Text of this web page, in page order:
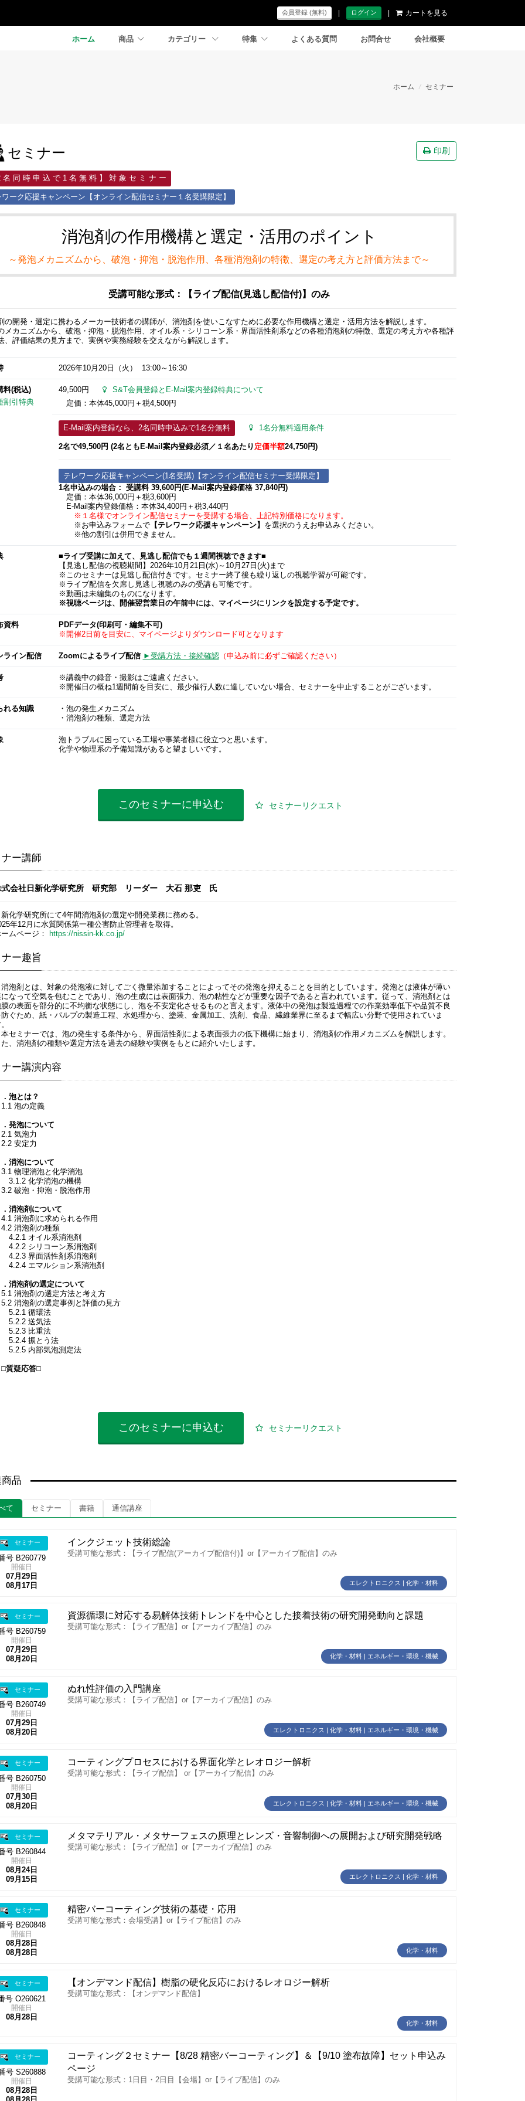
会員登録 (無料) | ログイン | カートを見る
ホーム 商品 カテゴリー 特集 よくある質問 お問合せ 会社概要
ホーム / セミナー
セミナー 印刷
名 同 時 申 込 で 1 名 無 料 】 対 象 セ ミ ナ ー
ワーク応援キャンペーン【オンライン配信セミナー１名受講限定】
消泡剤の作用機構と選定・活用のポイント
～発泡メカニズムから、破泡・抑泡・脱泡作用、各種消泡剤の特徴、選定の考え方と評価方法まで～
受講可能な形式：【ライブ配信(見逃し配信付)】のみ
の開発・選定に携わるメーカー技術者の講師が、消泡剤を使いこなすために必要な作用機構と選定・活用方法を解説します。
メカニズムから、破泡・抑泡・脱泡作用、オイル系・シリコーン系・界面活性剤系などの各種消泡剤の特徴、選定の考え方や各種評
、評価結果の見方まで、実例や実務経験を交えながら解説します。
2026年10月20日 （火） 13:00～16:30
料(税込)
割引特典
49,500円
S&T会員登録とE-Mail案内登録特典について
定価：本体45,000円＋税4,500円
E-Mail案内登録なら、2名同時申込みで1名分無料 1名分無料適用条件
2名で49,500円 (2名ともE-Mail案内登録必須​／１名あたり 定価半額24,750円)
テレワーク応援キャンペーン(1名受講)【オンライン配信セミナー受講限定】
1名申込みの場合： 受講料 39,600円(E-Mail案内登録価格 37,840円)
定価：本体36,000円＋税3,600円
E-Mail案内登録価格：本体34,400円＋税3,440円
※１名様でオンライン配信セミナーを受講する場合、上記特別価格になります。
※お申込みフォームで【テレワーク応援キャンペーン】
を選択のうえお申込みください。
※他の割引は併用できません。
■ライブ受講に加えて、見逃し配信でも１週間視聴できます■
【見逃し配信の視聴期間】2026年10月21日(水)～10月27日(火)まで
※このセミナーは見逃し配信付きです。セミナー終了後も繰り返しの視聴学習が可能です。
※ライブ配信を欠席し見逃し視聴のみの受講も可能です。
※動画は未編集のものになります。
※視聴ページは、開催翌営業日の午前中には、マイページにリンクを設定する予定です。
資料
PDFデータ(印刷可・編集不可)
※開催2日前を目安に、マイページよりダウンロード可となります
ライン配信 Zoomによるライブ配信 ►受講方法・接続確認（申込み前に必ずご確認ください）
※講義中の録音・撮影はご遠慮ください。
※開催日の概ね1週間前を目安に、最少催行人数に達していない場合、セミナーを中止することがございます。
れる知識
・泡の発生メカニズム
・消泡剤の種類、選定方法
泡トラブルに困っている工場や事業者様に役立つと思います。
化学や物理系の予備知識があると望ましいです。
このセミナーに申込む セミナーリクエスト
ー講師
式会社日新化学研究所 研究部 リーダー 大石 那吏 氏
化学研究所にて4年間消泡剤の選定や開発業務に務める。
年12月に水質関係第一種公害防止管理者を取得。
ムページ：
https://nissin-kk.co.jp/
ー趣旨
泡剤とは、対象の発泡液に対してごく微量添加することによってその発泡を抑えることを目的としています。発泡とは液体が薄い
なって空気を包むことであり、泡の生成には表面張力、泡の粘性などが重要な因子であると言われています。従って、消泡剤とは
の表面を部分的に不均衡な状態にし、泡を不安定化させるものと言えます。液体中の発泡は製造過程での作業効率低下や品質不良
ぐため、紙・パルプの製造工程、水処理から、塗装、金属加工、洗剤、食品、繊維業界に至るまで幅広い分野で使用されていま
ミナーでは、泡の発生する条件から、界面活性剤による表面張力の低下機構に始まり、消泡剤の作用メカニズムを解説します。
、消泡剤の種類や選定方法を過去の経験や実例をもとに紹介いたします。
ー講演内容
泡とは？
泡の定義
発泡について
気泡力
安定力
消泡について
物理消泡と化学消泡
化学消泡の機構
破泡・抑泡・脱泡作用
消泡剤について
消泡剤に求められる作用
消泡剤の種類
オイル系消泡剤
シリコーン系消泡剤
界面活性剤系消泡剤
エマルション系消泡剤
消泡剤の選定について
消泡剤の選定方法と考え方
消泡剤の選定事例と評価の見方
循環法
送気法
比重法
振とう法
内部気泡測定法
□質疑応答□
このセミナーに申込む セミナーリクエスト
品
て セミナー 書籍 通信講座
セミナー
号 B260779
開催日
07月29日
08月17日
インクジェット技術総論
受講可能な形式：【ライブ配信(アーカイブ配信付)】or【アーカイブ配信】のみ
エレクトロニクス | 化学・材料
セミナー
号 B260759
開催日
07月29日
08月20日
資源循環に対応する易解体技術トレンドを中心とした接着技術の研究開発動向と課題
受講可能な形式：【ライブ配信】or【アーカイブ配信】のみ
化学・材料 | エネルギー・環境・機械
セミナー
号 B260749
開催日
07月29日
08月20日
ぬれ性評価の入門講座
受講可能な形式：【ライブ配信】or【アーカイブ配信】のみ
エレクトロニクス | 化学・材料 | エネルギー・環境・機械
セミナー
号 B260750
開催日
07月30日
08月20日
コーティングプロセスにおける界面化学とレオロジー解析
受講可能な形式：【ライブ配信】 or【アーカイブ配信】のみ
エレクトロニクス | 化学・材料 | エネルギー・環境・機械
セミナー
号 B260844
開催日
08月24日
09月15日
メタマテリアル・メタサーフェスの原理とレンズ・音響制御への展開および研究開発戦略
受講可能な形式：【ライブ配信】or【アーカイブ配信】のみ
エレクトロニクス | 化学・材料
セミナー
号 B260848
開催日
08月28日
08月28日
精密バーコーティング技術の基礎・応用
受講可能な形式：会場受講】or【ライブ配信】のみ
化学・材料
セミナー
号 O260621
開催日
08月28日
【オンデマンド配信】樹脂の硬化反応におけるレオロジー解析
受講可能な形式：【オンデマンド配信】
化学・材料
セミナー
号 S260888
開催日
08月28日
コーティング２セミナー【8/28 精密バーコーティング】＆【9/10 塗布故障】セット申込み
ページ
受講可能な形式：1日目・2日目【会場】or【ライブ配信】のみ